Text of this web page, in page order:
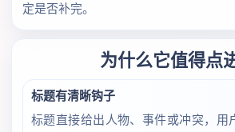
定是否补完。
为什么它值得点
标题有清晰钩子
标题直接给出人物、事件或冲突，用